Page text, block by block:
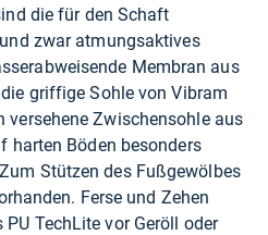
die für den Schaft
zwar atmungsaktives
Membran aus
griffige Sohle von Vibram
versehene Zwischensohle aus
harten Böden besonders
Stützen des Fußgewölbes
Ferse und Zehen
TechLite vor Geröll oder